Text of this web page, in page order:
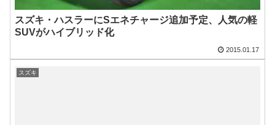
スズキ・ハスラーにSエネチャージ追加予定、人気の軽
SUVがハイブリッド化
2015.01.17
スズキ